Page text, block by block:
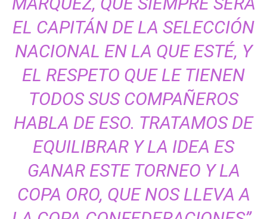
EL CAPITÁN DE LA SELECCIÓN
NACIONAL EN LA QUE ESTÉ, Y
EL RESPETO QUE LE TIENEN
TODOS SUS COMPAÑEROS
HABLA DE ESO. TRATAMOS DE
EQUILIBRAR Y LA IDEA ES
GANAR ESTE TORNEO Y LA
COPA ORO, QUE NOS LLEVA A